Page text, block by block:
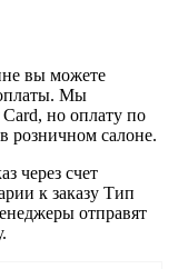
вы можете
Мы
но оплату по
розничном салоне.
через счет
к заказу Тип
отправят